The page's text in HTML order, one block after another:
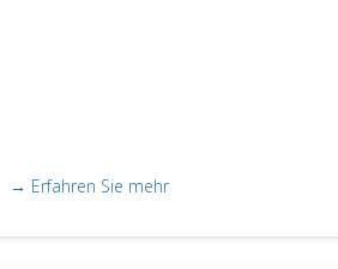
→ Erfahren Sie mehr